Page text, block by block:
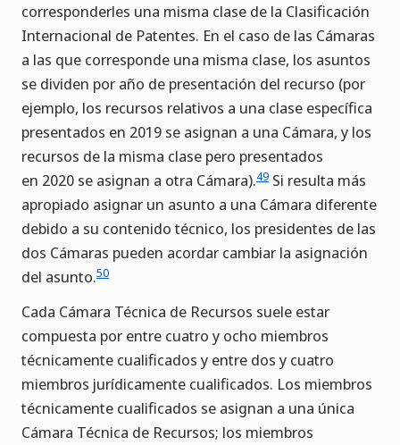
corresponderles una misma clase de la Clasificación
Internacional de Patentes. En el caso de las Cámaras
a las que corresponde una misma clase, los asuntos
se dividen por año de presentación del recurso (por
ejemplo, los recursos relativos a una clase específica
presentados en 2019 se asignan a una Cámara, y los
recursos de la misma clase pero presentados
en 2020 se asignan a otra Cámara).49 Si resulta más
apropiado asignar un asunto a una Cámara diferente
debido a su contenido técnico, los presidentes de las
dos Cámaras pueden acordar cambiar la asignación
del asunto.50
Cada Cámara Técnica de Recursos suele estar
compuesta por entre cuatro y ocho miembros
técnicamente cualificados y entre dos y cuatro
miembros jurídicamente cualificados. Los miembros
técnicamente cualificados se asignan a una única
Cámara Técnica de Recursos; los miembros